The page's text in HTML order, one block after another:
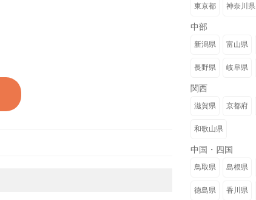
東京都 神奈川県
中部
新潟県 富山県
長野県 岐阜県
関西
滋賀県 京都府
和歌山県
中国・四国
鳥取県 島根県
徳島県 香川県